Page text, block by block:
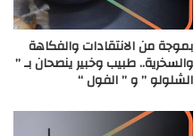
بموجة من الانتقادات والفكاهة
والسخرية.. طبيب وخبير ينصحان بـ ”
الشلولو ” و ” الفول “